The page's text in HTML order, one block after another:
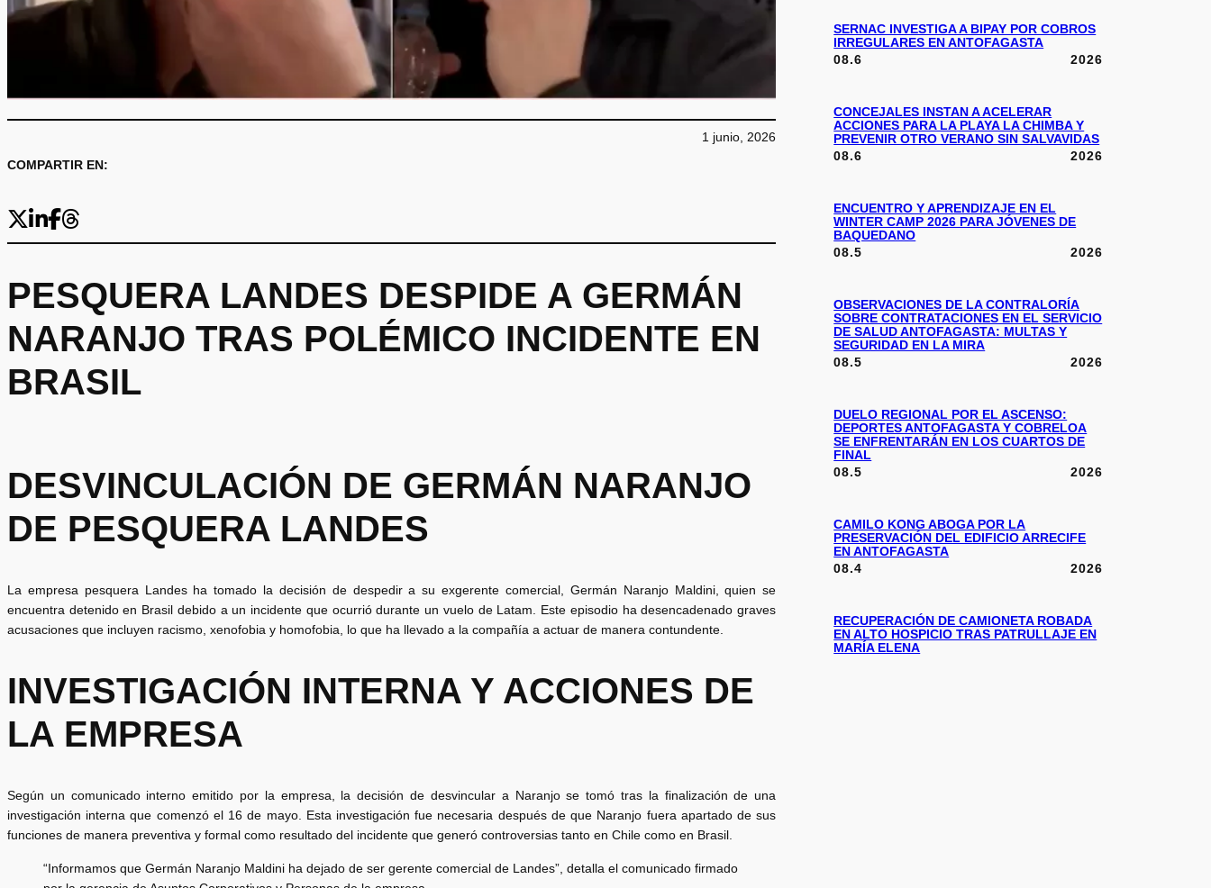
COMPARTIR EN:
1 junio, 2026
PESQUERA LANDES DESPIDE A GERMÁN
NARANJO TRAS POLÉMICO INCIDENTE EN
BRASIL
DESVINCULACIÓN DE GERMÁN NARANJO
DE PESQUERA LANDES
La empresa pesquera Landes ha tomado la decisión de despedir a su exgerente comercial, Germán Naranjo Maldini, quien se
encuentra detenido en Brasil debido a un incidente que ocurrió durante un vuelo de Latam. Este episodio ha desencadenado graves
acusaciones que incluyen racismo, xenofobia y homofobia, lo que ha llevado a la compañía a actuar de manera contundente.
INVESTIGACIÓN INTERNA Y ACCIONES DE
LA EMPRESA
Según un comunicado interno emitido por la empresa, la decisión de desvincular a Naranjo se tomó tras la finalización de una
investigación interna que comenzó el 16 de mayo. Esta investigación fue necesaria después de que Naranjo fuera apartado de sus
funciones de manera preventiva y formal como resultado del incidente que generó controversias tanto en Chile como en Brasil.
“Informamos que Germán Naranjo Maldini ha dejado de ser gerente comercial de Landes”, detalla el comunicado firmado
SERNAC INVESTIGA A BIPAY POR COBROS
IRREGULARES EN ANTOFAGASTA
08.6
2026
CONCEJALES INSTAN A ACELERAR
ACCIONES PARA LA PLAYA LA CHIMBA Y
PREVENIR OTRO VERANO SIN SALVAVIDAS
08.6
2026
ENCUENTRO Y APRENDIZAJE EN EL
WINTER CAMP 2026 PARA JÓVENES DE
BAQUEDANO
08.5
2026
OBSERVACIONES DE LA CONTRALORÍA
SOBRE CONTRATACIONES EN EL SERVICIO
DE SALUD ANTOFAGASTA: MULTAS Y
SEGURIDAD EN LA MIRA
08.5
2026
DUELO REGIONAL POR EL ASCENSO:
DEPORTES ANTOFAGASTA Y COBRELOA
SE ENFRENTARÁN EN LOS CUARTOS DE
FINAL
08.5
2026
CAMILO KONG ABOGA POR LA
PRESERVACIÓN DEL EDIFICIO ARRECIFE
EN ANTOFAGASTA
08.4
2026
RECUPERACIÓN DE CAMIONETA ROBADA
EN ALTO HOSPICIO TRAS PATRULLAJE EN
MARÍA ELENA